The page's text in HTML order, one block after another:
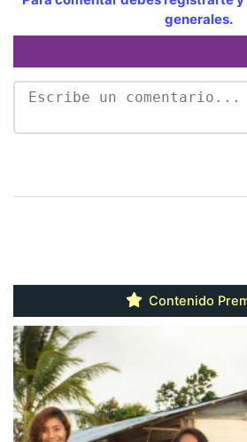
generales.
Contenido